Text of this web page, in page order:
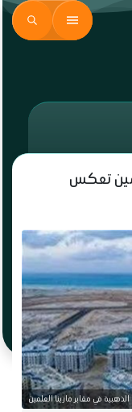
تعكس
في مقابر مارينا العلمين